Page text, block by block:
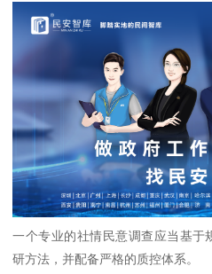
一个专业的社情民意调查应当基于
研方法，并配备严格的质控体系。